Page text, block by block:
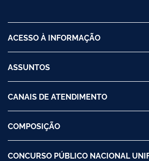
ACESSO À INFORMAÇÃO
ASSUNTOS
CANAIS DE ATENDIMENTO
COMPOSIÇÃO
CONCURSO PÚBLICO NACIONAL